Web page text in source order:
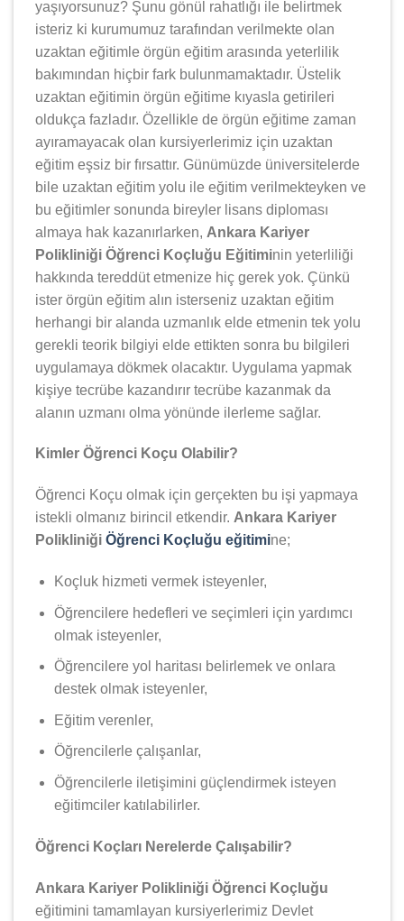
yaşıyorsunuz? Şunu gönül rahatlığı ile belirtmek
isteriz ki kurumumuz tarafından verilmekte olan
uzaktan eğitimle örgün eğitim arasında yeterlilik
bakımından hiçbir fark bulunmamaktadır. Üstelik
uzaktan eğitimin örgün eğitime kıyasla getirileri
oldukça fazladır. Özellikle de örgün eğitime zaman
ayıramayacak olan kursiyerlerimiz için uzaktan
eğitim eşsiz bir fırsattır. Günümüzde üniversitelerde
bile uzaktan eğitim yolu ile eğitim verilmekteyken ve
bu eğitimler sonunda bireyler lisans diploması
almaya hak kazanırlarken, Ankara Kariyer
Polikliniği Öğrenci Koçluğu Eğitiminin yeterliliği
hakkında tereddüt etmenize hiç gerek yok. Çünkü
ister örgün eğitim alın isterseniz uzaktan eğitim
herhangi bir alanda uzmanlık elde etmenin tek yolu
gerekli teorik bilgiyi elde ettikten sonra bu bilgileri
uygulamaya dökmek olacaktır. Uygulama yapmak
kişiye tecrübe kazandırır tecrübe kazanmak da
alanın uzmanı olma yönünde ilerleme sağlar.
Kimler Öğrenci Koçu Olabilir?
Öğrenci Koçu olmak için gerçekten bu işi yapmaya
istekli olmanız birincil etkendir. Ankara Kariyer
Polikliniği Öğrenci Koçluğu eğitimine;
Koçluk hizmeti vermek isteyenler,
Öğrencilere hedefleri ve seçimleri için yardımcı
olmak isteyenler,
Öğrencilere yol haritası belirlemek ve onlara
destek olmak isteyenler,
Eğitim verenler,
Öğrencilerle çalışanlar,
Öğrencilerle iletişimini güçlendirmek isteyen
eğitimciler katılabilirler.
Öğrenci Koçları Nerelerde Çalışabilir?
Ankara Kariyer Polikliniği Öğrenci Koçluğu
eğitimini tamamlayan kursiyerlerimiz Devlet